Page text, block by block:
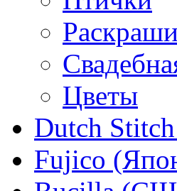
Цветы
Dutch
Fujico